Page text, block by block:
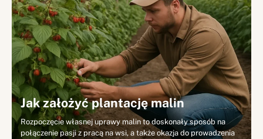
Jak założyć plantację malin
Rozpoczęcie własnej uprawy malin to doskonały sposób na
połączenie pasji z pracą na wsi, a także okazja do prowadzenia